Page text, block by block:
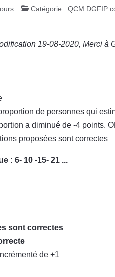
Catégorie : QCM DGFIP
19-08-2020, Merci à
de personnes qui
a diminué de -4 points.
proposées sont correctes
: 6- 10 -15- 21 ...
sont correctes
de +1